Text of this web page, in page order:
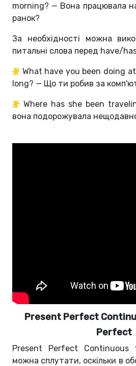
morning? — Вона працювала
ранок?
За необхідності можна
питальні слова перед have/
What have you been doing
long? — Що ти робив за
Where has she been
вона подорожувала
Present Perfect
Perfect
Present Perfect Continuous
можна сплутати, оскільки в